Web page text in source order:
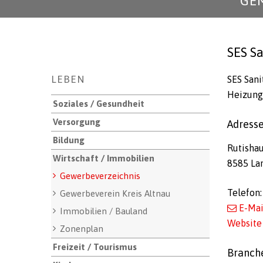
Unternavigation
LEBEN
Soziales / Gesundheit
Versorgung
Bildung
Wirtschaft / Immobilien
Gewerbeverzeichnis
Gewerbeverein Kreis Altnau
Immobilien / Bauland
Zonenplan
Freizeit / Tourismus
SES
SES
Adresse
8585
E-
Website